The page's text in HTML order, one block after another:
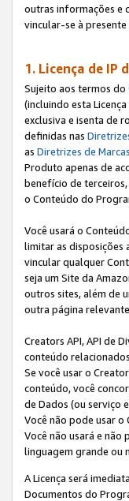
outras informações e
vincular-se à presente
1. Licença de IP
Sujeito aos termos do
(incluindo esta
exclusiva e isenta de
definidas nas
as Diretrizes de
Produto apenas de
benefício de
o Conteúdo do
Você usará o
limitar as disposições
vincular qualquer
seja um Site da
outros sites, além de
outra página
Creators API, API de
conteúdo
Se você usar o
conteúdo, você
de Dados (ou serviço
Você não pode usar
Você não usará e
linguagem grande ou
A Licença será
Documentos do